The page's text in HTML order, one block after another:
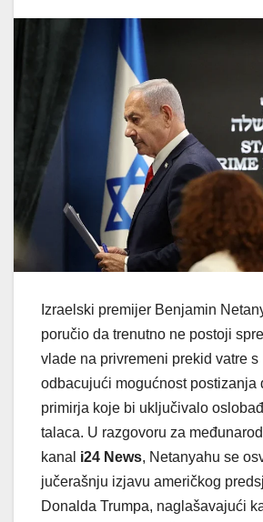
Izraelski premijer Benjamin
poručio da trenutno ne postoji
vlade na privremeni prekid vatre s
odbacujući mogućnost postizanja
primirja koje bi uključivalo
talaca. U razgovoru za
kanal i24 News, Netanyahu se
jučerašnju izjavu američkog
Donalda Trumpa, naglašavajući